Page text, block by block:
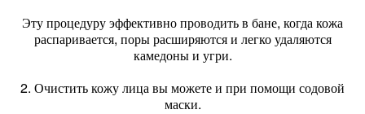
Эту процедуру эффективно проводить в бане, когда кожа
распаривается, поры расширяются и легко удаляются
камедоны и угри.
2. Очистить кожу лица вы можете и при помощи содовой
маски.